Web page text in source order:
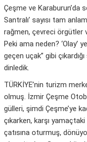
Çeşme ve Karaburun’da
Santralı’ sayısı tam
rağmen, çevreci örgütler
Peki ama neden? ‘Olay’
geçen uçak” gibi
dinledik.
TÜRKİYE’nin turizm
olmuş. İzmir Çeşme
gülleri, şimdi Çeşme’ye
çıkarken, karşı
çatısına oturmuş,